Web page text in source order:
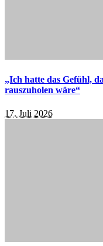
„Ich hatte das Gefühl,
rauszuholen wäre“
17. Juli 2026